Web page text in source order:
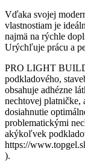
Vďaka svojej
vlastnostiam je
najmä na rýchle
Urýchľuje prácu a
PRO LIGHT
podkladového,
obsahuje adhézne
nechtovej platničke,
dosiahnutie
problematickými
akýkoľvek
https://
).